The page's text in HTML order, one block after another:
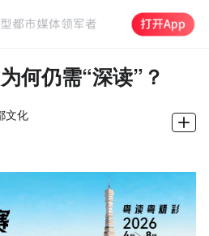
何仍需“深读”？
文化